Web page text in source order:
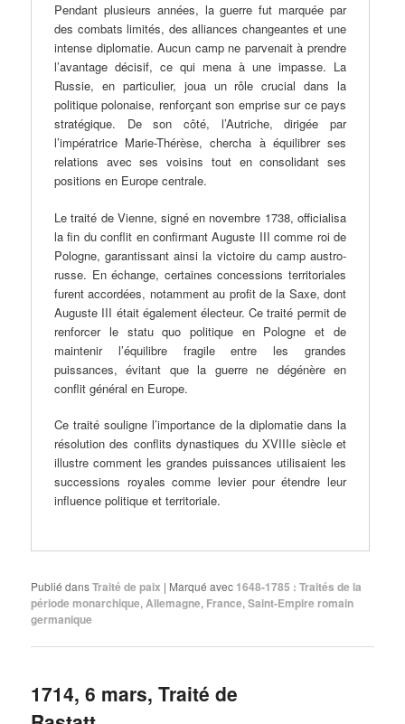
Pendant plusieurs années, la guerre fut marquée par
des combats limités, des alliances changeantes et une
intense diplomatie. Aucun camp ne parvenait à prendre
l’avantage décisif, ce qui mena à une impasse. La
Russie, en particulier, joua un rôle crucial dans la
politique polonaise, renforçant son emprise sur ce pays
stratégique. De son côté, l’Autriche, dirigée par
l’impératrice Marie-Thérèse, chercha à équilibrer ses
relations avec ses voisins tout en consolidant ses
positions en Europe centrale.
Le traité de Vienne, signé en novembre 1738, officialisa
la fin du conflit en confirmant Auguste III comme roi de
Pologne, garantissant ainsi la victoire du camp austro-
russe. En échange, certaines concessions territoriales
furent accordées, notamment au profit de la Saxe, dont
Auguste III était également électeur. Ce traité permit de
renforcer le statu quo politique en Pologne et de
maintenir l’équilibre fragile entre les grandes
puissances, évitant que la guerre ne dégénère en
conflit général en Europe.
Ce traité souligne l’importance de la diplomatie dans la
résolution des conflits dynastiques du XVIIIe siècle et
illustre comment les grandes puissances utilisaient les
successions royales comme levier pour étendre leur
influence politique et territoriale.
Publié dansTraité de paix | Marqué avec 1648-1785 : Traités de la
période monarchique, Allemagne, France,Saint-Empire romain
germanique
1714, 6 mars, Traité de